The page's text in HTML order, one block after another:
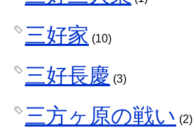
三好家 (10)
三好長慶 (3)
三方ヶ原の戦い (2)